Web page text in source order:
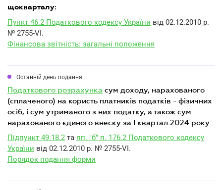
щокварталу:
Пункт 46.2 Податкового кодексу України від 02.12.2010 р.
№ 2755-VI.
Фінансова звітність: загальні положення
Останній день подання
податкового розрахунка сум доходу, нарахованого
(сплаченого) на користь платників податків - фізичних
осіб, і сум утриманого з них податку, а також сум
нарахованого єдиного внеску за I квартал 2024 року
Підпункт 49.18.2 та пп. "б" п. 176.2 Податкового кодексу
України від 02.12.2010 р. № 2755-VI.
Порядок подання форми